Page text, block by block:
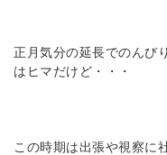
正月気分の延長でのんび
はヒマだけど・・・
この時期は出張や視察に